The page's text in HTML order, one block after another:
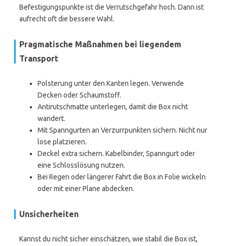
Befestigungspunkte ist die Verrutschgefahr hoch. Dann ist
aufrecht oft die bessere Wahl.
Pragmatische Maßnahmen bei liegendem
Transport
Polsterung unter den Kanten legen. Verwende
Decken oder Schaumstoff.
Antirutschmatte unterlegen, damit die Box nicht
wandert.
Mit Spanngurten an Verzurrpunkten sichern. Nicht nur
lose platzieren.
Deckel extra sichern. Kabelbinder, Spanngurt oder
eine Schlosslösung nutzen.
Bei Regen oder längerer Fahrt die Box in Folie wickeln
oder mit einer Plane abdecken.
Unsicherheiten
Kannst du nicht sicher einschätzen, wie stabil die Box ist,